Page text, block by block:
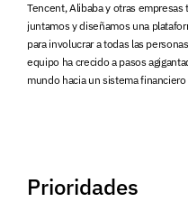
Tencent, Alibaba y otras
juntamos y diseñamos una
para involucrar a todas las
equipo ha crecido a pasos
mundo hacia un sistema
Prioridades